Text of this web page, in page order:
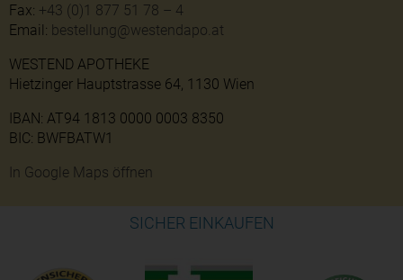
Fax: +43 (0)1 877 51 78 – 4
Email: bestellung@westendapo.at
WESTEND APOTHEKE
Hietzinger Hauptstrasse 64, 1130 Wien
IBAN: AT94 1813 0000 0003 8350
BIC: BWFBATW1
In Google Maps öffnen
SICHER EINKAUFEN